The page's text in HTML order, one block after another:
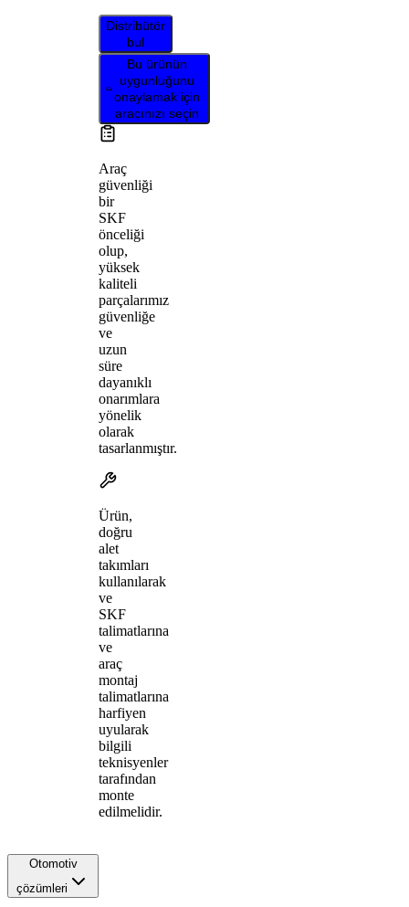
Distribütör
bul
Bu ürünün
uygunluğunu
onaylamak için
aracınızı seçin
Araç
güvenliği
bir
SKF
önceliği
olup,
yüksek
kaliteli
parçalarımız
güvenliğe
ve
uzun
süre
dayanıklı
onarımlara
yönelik
olarak
tasarlanmıştır.
Ürün,
doğru
alet
takımları
kullanılarak
ve
SKF
talimatlarına
ve
araç
montaj
talimatlarına
harfiyen
uyularak
bilgili
teknisyenler
tarafından
monte
edilmelidir.
Otomotiv
çözümleri